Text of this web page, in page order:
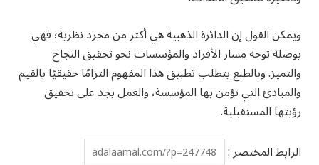
ويمكن القول إن الدائرة الذهبية هي أكثر من مجرد نظرية؛ فهي
بوصلة توجه مسار الأفراد والمؤسسات نحو تحقيق النجاح
والتميز. وبالطبع يتطلب تطبيق هذا المفهوم التزامًا حقيقيًا بالقيم
والمبادئ التي تؤمن بها المؤسسة، والعمل بجد على تحقيق
رؤيتها المستقبلية.
الرابط المختصر :